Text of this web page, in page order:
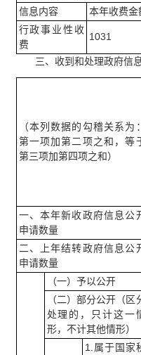
信息内容
本年收费金
行政事业性收
费
1031
三、收到和处理政府信
（本列数据的勾稽关系为：
第一项加第二项之和，等
第三项加第四项之和）
一、本年新收政府信息公
申请数量
二、上年结转政府信息公
申请数量
（一）予以公开
（二）部分公开（区
处理的，只计这一
形，不计其他情形）
1.属于国家